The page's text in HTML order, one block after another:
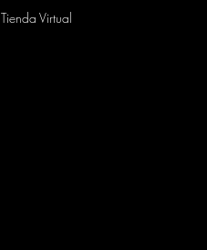
Tienda Virtual